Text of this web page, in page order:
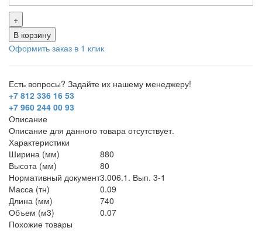
+
В корзину
Оформить заказ в 1 клик
Есть вопросы? Задайте их нашему менеджеру!
+7 812 336 16 53
+7 960 244 00 93
Описание
Описание для данного товара отсутствует.
Характеристики
Ширина (мм)
880
Высота (мм)
80
Нормативный документ3.006.1. Вып. 3-1
Масса (тн)
0.09
Длина (мм)
740
Объем (м3)
0.07
Похожие товары